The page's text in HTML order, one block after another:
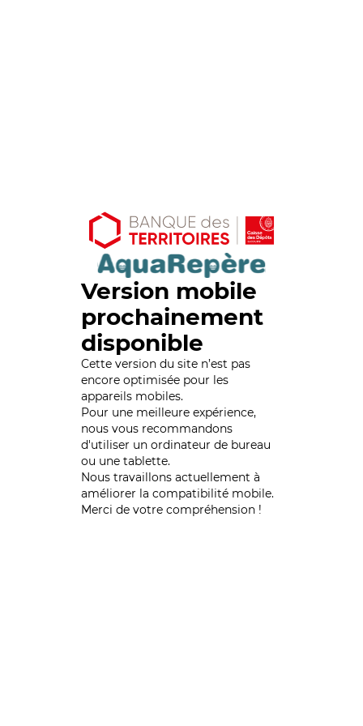
Version mobile
prochainement
disponible
Cette version du site n’est pas
encore optimisée pour les
appareils mobiles.
Pour une meilleure expérience,
nous vous recommandons
d'utiliser un ordinateur de bureau
ou une tablette.
Nous travaillons actuellement à
améliorer la compatibilité mobile.
Merci de votre compréhension !